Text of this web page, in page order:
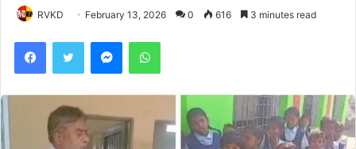
RVKD February 13, 2026 0 616 3 minutes read
FacebookTwitter MessengerWhatsApp